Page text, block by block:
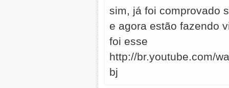
sim, já foi comprovado
e agora estão fazendo
foi esse
http://br.youtube.com/
bj